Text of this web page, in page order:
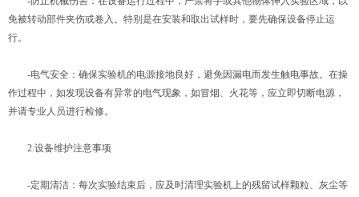
免被转动部件夹伤或卷入。特别是在安装和取出试样时，要先确保设备停止运
行。
-电气安全：确保实验机的电源接地良好，避免因漏电而发生触电事故。在操
作过程中，如发现设备有异常的电气现象，如冒烟、火花等，应立即切断电源，
并请专业人员进行检修。
2.设备维护注意事项
-定期清洁：每次实验结束后，应及时清理实验机上的残留试样颗粒、灰尘等